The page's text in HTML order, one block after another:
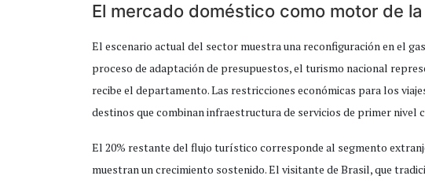
El mercado doméstico como motor de
El escenario actual del sector muestra una reconfiguración en el
proceso de adaptación de presupuestos, el turismo nacional
recibe el departamento. Las restricciones económicas para los
destinos que combinan infraestructura de servicios de primer
El 20% restante del flujo turístico corresponde al segmento
muestran un crecimiento sostenido. El visitante de Brasil, que